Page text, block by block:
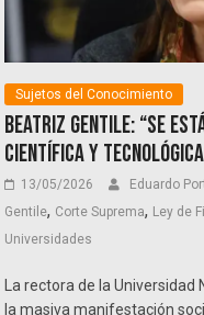
Sujetos del Conocimiento
Beatriz Gentile: “Se
científica y
13/05/2026 Eduardo
Gentile, Corte Suprema, Ley de
Universidades
La rectora de la
la masiva manifestación